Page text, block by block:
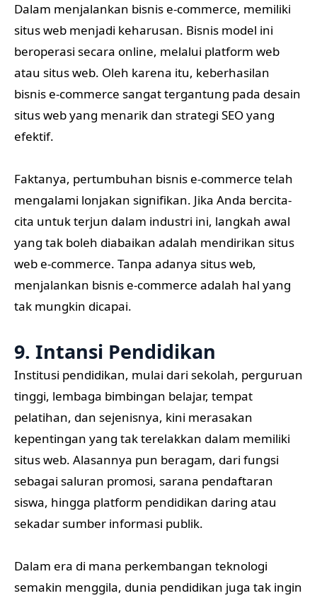
Dalam menjalankan bisnis e-commerce, memiliki
situs web menjadi keharusan. Bisnis model ini
beroperasi secara online, melalui platform web
atau situs web. Oleh karena itu, keberhasilan
bisnis e-commerce sangat tergantung pada desain
situs web yang menarik dan strategi SEO yang
efektif.
Faktanya, pertumbuhan bisnis e-commerce telah
mengalami lonjakan signifikan. Jika Anda bercita-
cita untuk terjun dalam industri ini, langkah awal
yang tak boleh diabaikan adalah mendirikan situs
web e-commerce. Tanpa adanya situs web,
menjalankan bisnis e-commerce adalah hal yang
tak mungkin dicapai.
9. Intansi Pendidikan
Institusi pendidikan, mulai dari sekolah, perguruan
tinggi, lembaga bimbingan belajar, tempat
pelatihan, dan sejenisnya, kini merasakan
kepentingan yang tak terelakkan dalam memiliki
situs web. Alasannya pun beragam, dari fungsi
sebagai saluran promosi, sarana pendaftaran
siswa, hingga platform pendidikan daring atau
sekadar sumber informasi publik.
Dalam era di mana perkembangan teknologi
semakin menggila, dunia pendidikan juga tak ingin